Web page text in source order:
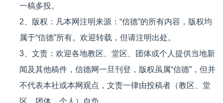
一稿多投。
2、版权：凡本网注明来源：“信德”的所有内容，版权均
属于“信德”所有。欢迎转载，但请注明出处。
3、文责：欢迎各地教区、堂区、团体或个人提供当地新
闻及其他稿件，信德网一旦刊登，版权虽属“信德”，但并
不代表本社或本网观点，文责一律由投稿者（教区、堂
区、团体、个人）自负。